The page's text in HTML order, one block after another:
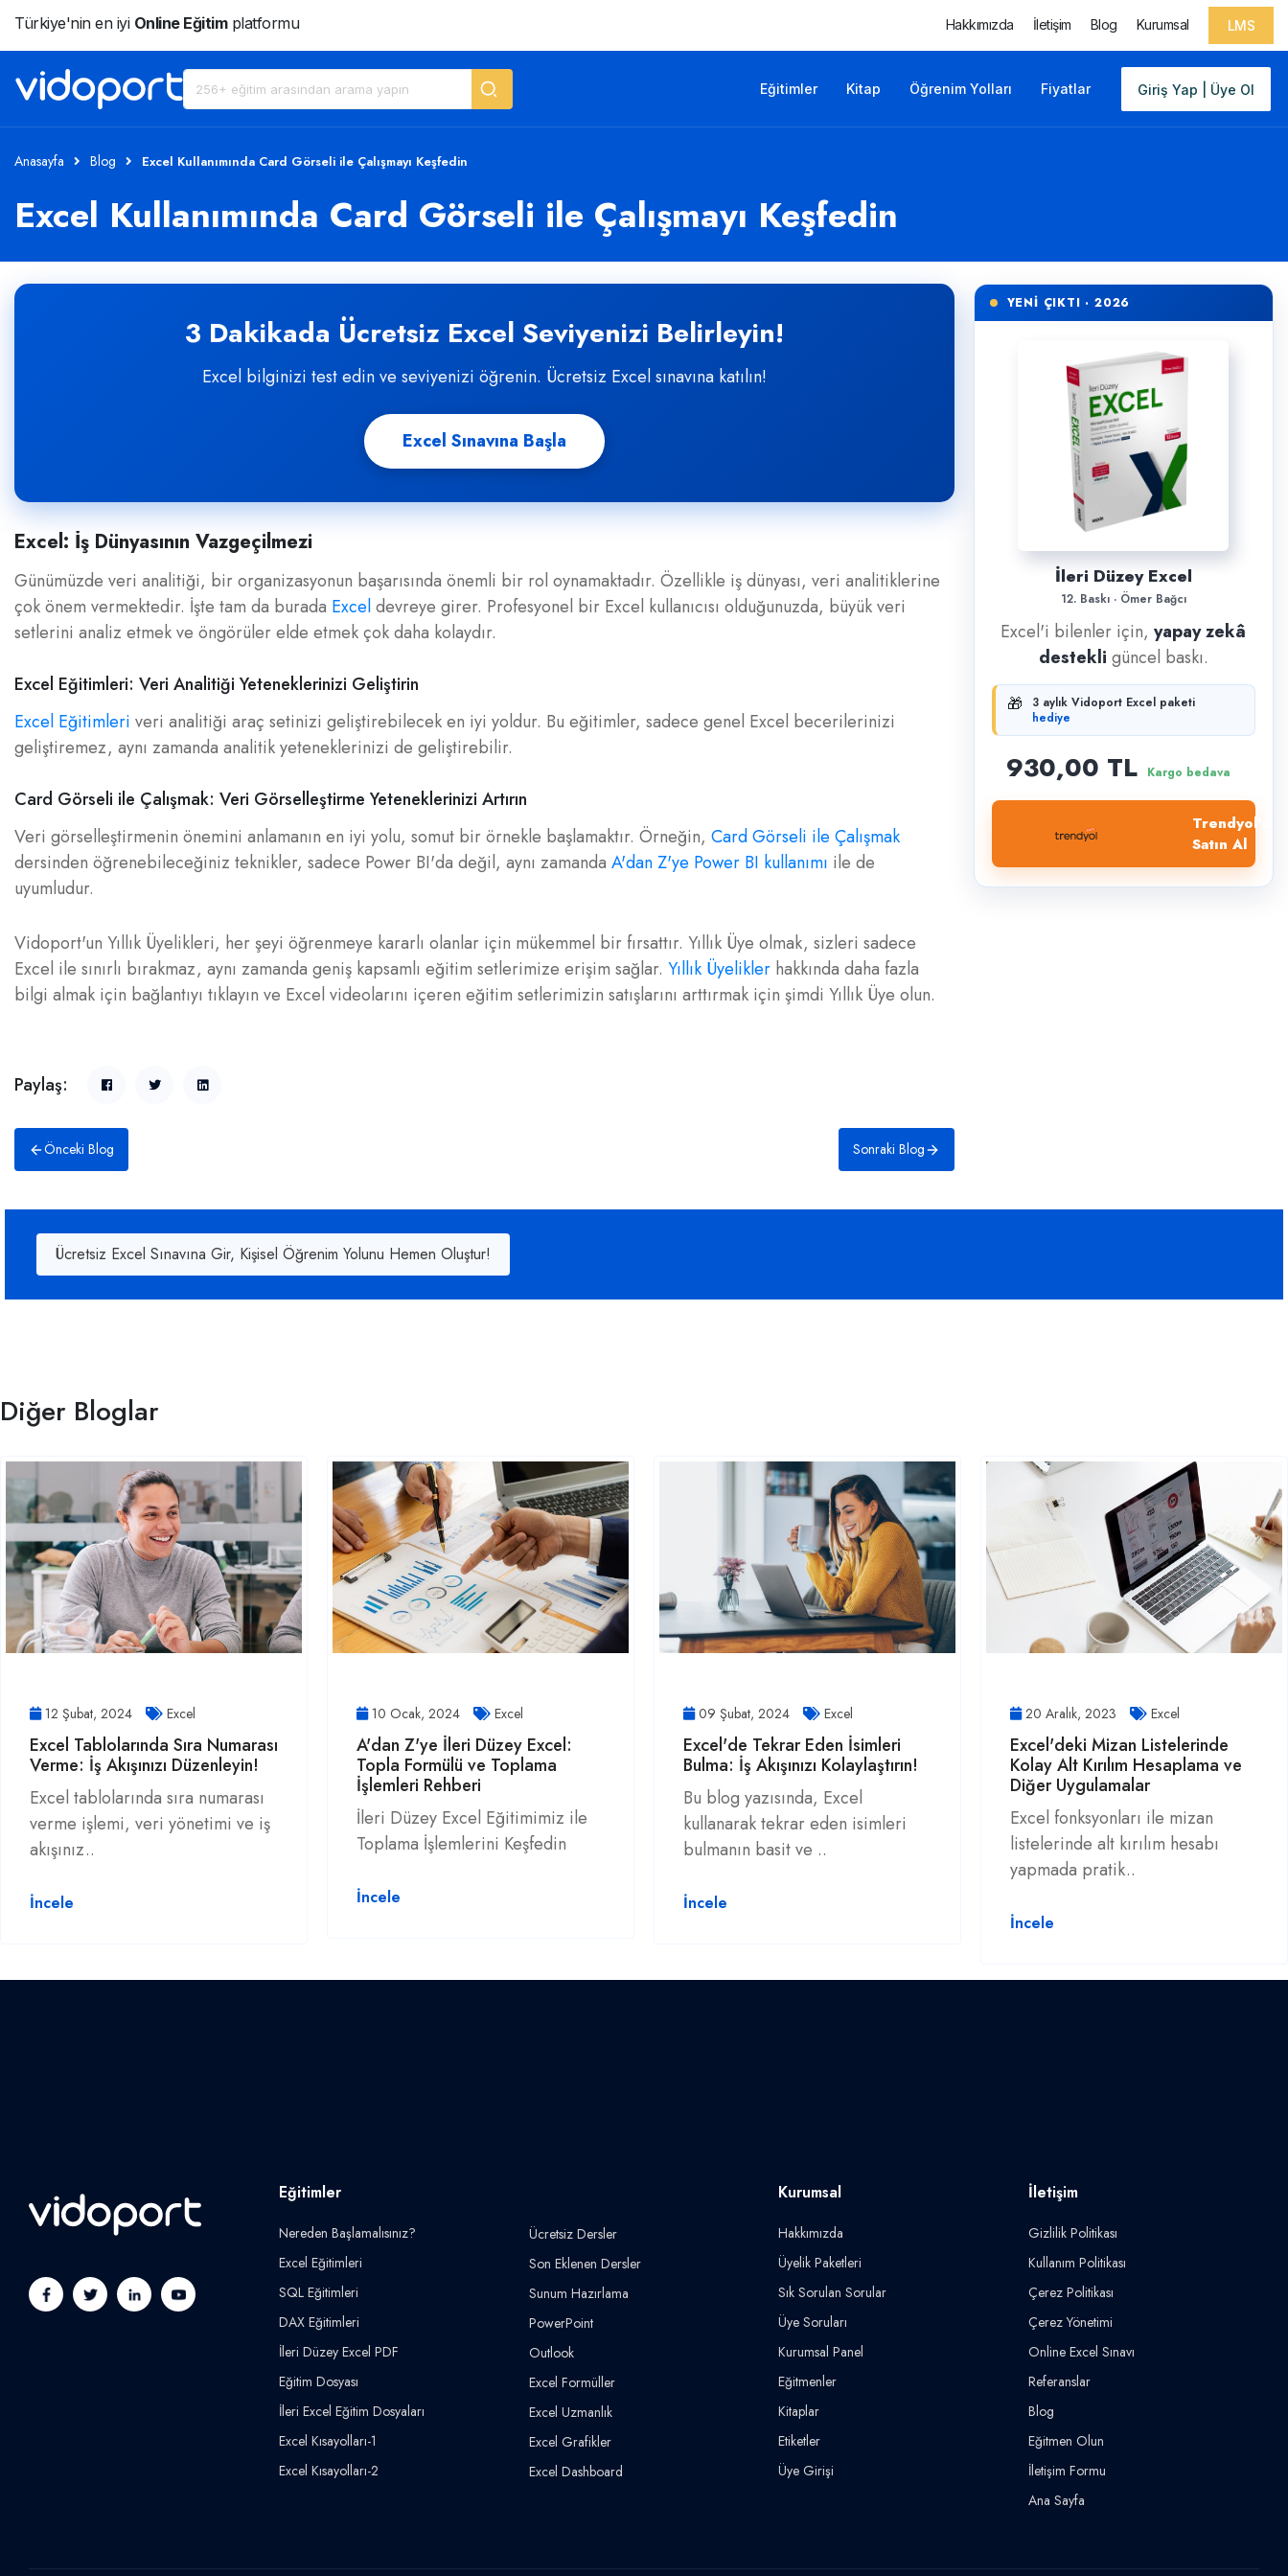
Türkiye'nin en iyi Online Eğitimplatformu Hakkımızda İletişim Blog Kurumsal LMS
Giriş Yap | Üye Ol
Eğitimler Kitap Öğrenim Yolları Fiyatlar
Anasayfa Blog Excel Kullanımında Card Görseli ile Çalışmayı Keşfedin
Excel Kullanımında Card Görseli ile Çalışmayı Keşfedin
3 Dakikada Ücretsiz Excel Seviyenizi Belirleyin!
Excel bilginizi test edin ve seviyenizi öğrenin. Ücretsiz Excel sınavına katılın!
Excel Sınavına Başla
Excel: İş Dünyasının Vazgeçilmezi
Günümüzde veri analitiği, bir organizasyonun başarısında önemli bir rol oynamaktadır. Özellikle iş dünyası, veri analitiklerine
çok önem vermektedir. İşte tam da burada Exceldevreye girer. Profesyonel bir Excel kullanıcısı olduğunuzda, büyük veri
setlerini analiz etmek ve öngörüler elde etmek çok daha kolaydır.
Excel Eğitimleri: Veri Analitiği Yeteneklerinizi Geliştirin
Excel Eğitimleri veri analitiği araç setinizi geliştirebilecek en iyi yoldur. Bu eğitimler, sadece genel Excel becerilerinizi
geliştiremez, aynı zamanda analitik yeteneklerinizi de geliştirebilir.
Card Görseli ile Çalışmak: Veri Görselleştirme Yeteneklerinizi Artırın
Veri görselleştirmenin önemini anlamanın en iyi yolu, somut bir örnekle başlamaktır. Örneğin, Card Görseli ile Çalışmak
dersinden öğrenebileceğiniz teknikler, sadece Power BI'da değil, aynı zamanda A'dan Z'ye Power BI kullanımı ile de
uyumludur.
Vidoport'un Yıllık Üyelikleri, her şeyi öğrenmeye kararlı olanlar için mükemmel bir fırsattır. Yıllık Üye olmak, sizleri sadece
Excel ile sınırlı bırakmaz, aynı zamanda geniş kapsamlı eğitim setlerimize erişim sağlar. Yıllık Üyelikler hakkında daha fazla
bilgi almak için bağlantıyı tıklayın ve Excel videolarını içeren eğitim setlerimizin satışlarını arttırmak için şimdi Yıllık Üye olun.
Paylaş:
Önceki Blog Sonraki Blog
YENİ ÇIKTI · 2026
İleri Düzey Excel
12. Baskı · Ömer Bağcı
Excel'i bilenler için,yapay zekâ
destekli güncel baskı.
🎁
3 aylık Vidoport Excel paketi
hediye
930,00 TL Kargo bedava
Trendyol'dan
Satın Al
Ücretsiz Excel Sınavına Gir, Kişisel Öğrenim Yolunu Hemen Oluştur!
Diğer Bloglar
12 Şubat, 2024 Excel
Excel Tablolarında Sıra Numarası
Verme: İş Akışınızı Düzenleyin!
Excel tablolarında sıra numarası
verme işlemi, veri yönetimi ve iş
akışınız..
İncele
10 Ocak, 2024 Excel
A'dan Z'ye İleri Düzey Excel:
Topla Formülü ve Toplama
İşlemleri Rehberi
İleri Düzey Excel Eğitimimiz ile
Toplama İşlemlerini Keşfedin
İncele
09 Şubat, 2024 Excel
Excel'de Tekrar Eden İsimleri
Bulma: İş Akışınızı Kolaylaştırın!
Bu blog yazısında, Excel
kullanarak tekrar eden isimleri
bulmanın basit ve ..
İncele
20 Aralık, 2023 Excel
Excel'deki Mizan Listelerinde
Kolay Alt Kırılım Hesaplama ve
Diğer Uygulamalar
Excel fonksyonları ile mizan
listelerinde alt kırılım hesabı
yapmada pratik..
İncele
Eğitimler
Nereden Başlamalısınız?
Excel Eğitimleri
SQL Eğitimleri
DAX Eğitimleri
İleri Düzey Excel PDF
Eğitim Dosyası
İleri Excel Eğitim Dosyaları
Excel Kısayolları-1
Excel Kısayolları-2
Ücretsiz Dersler
Son Eklenen Dersler
Sunum Hazırlama
PowerPoint
Outlook
Excel Formüller
Excel Uzmanlık
Excel Grafikler
Excel Dashboard
Kurumsal
Hakkımızda
Üyelik Paketleri
Sık Sorulan Sorular
Üye Soruları
Kurumsal Panel
Eğitmenler
Kitaplar
Etiketler
Üye Girişi
İletişim
Gizlilik Politikası
Kullanım Politikası
Çerez Politikası
Çerez Yönetimi
Online Excel Sınavı
Referanslar
Blog
Eğitmen Olun
İletişim Formu
Ana Sayfa